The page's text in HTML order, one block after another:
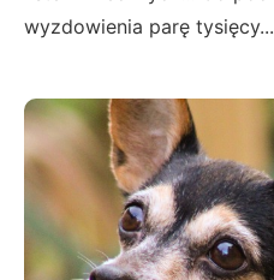
wyzdowienia parę tysięcy...